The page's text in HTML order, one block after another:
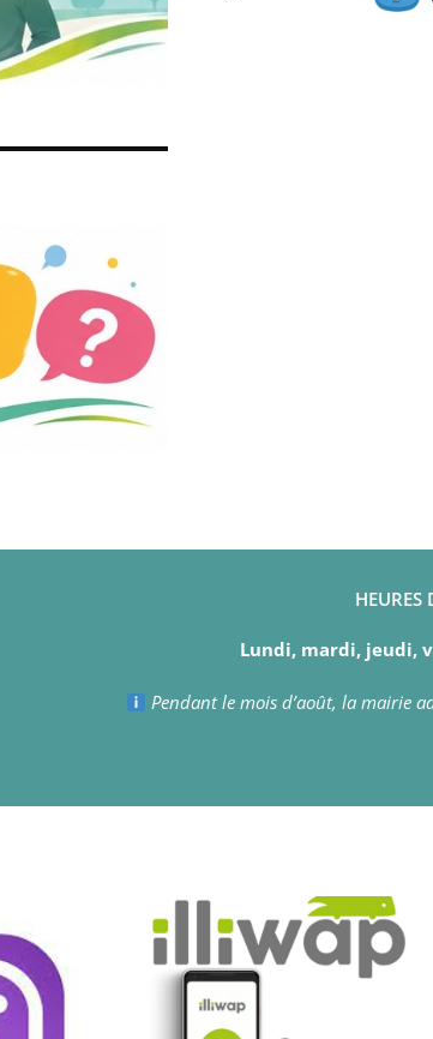
HEURES
Lundi, mardi, jeudi,
Pendant le mois d’août, la mairie